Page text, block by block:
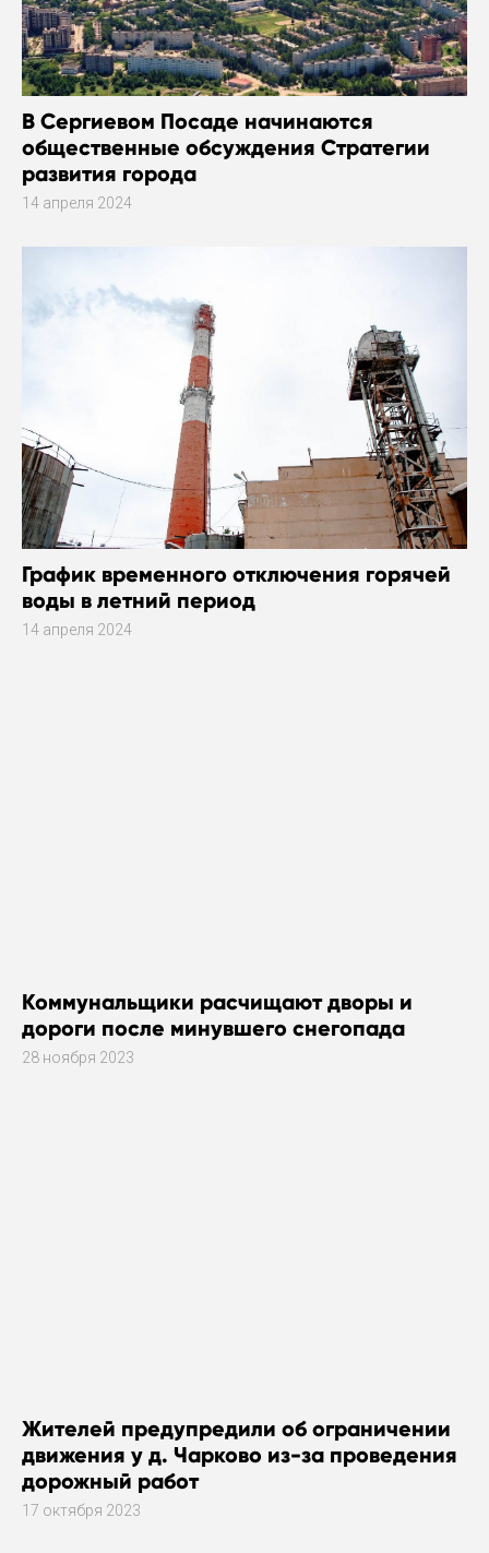
В Сергиевом Посаде начинаются
общественные обсуждения Стратегии
развития города
14 апреля 2024
График временного отключения горячей
воды в летний период
14 апреля 2024
Коммунальщики расчищают дворы и
дороги после минувшего снегопада
28 ноября 2023
Жителей предупредили об ограничении
движения у д. Чарково из-за проведения
дорожный работ
17 октября 2023